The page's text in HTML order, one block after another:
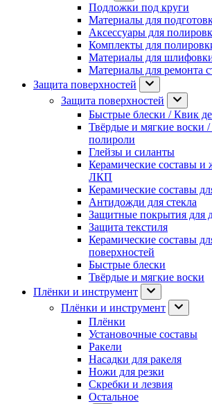
Подложки под круги
Материалы для
Аксессуары для
Комплекты для
Материалы для
Материалы для ремонта
Защита поверхностей
Защита поверхностей
Быстрые блески / Квик
Твёрдые и мягкие воски
полироли
Глейзы и силанты
Керамические составы и
ЛКП
Керамические составы
Антидожди для стекла
Защитные покрытия для
Защита текстиля
Керамические составы
поверхностей
Быстрые блески
Твёрдые и мягкие воски
Плёнки и инструмент
Плёнки и инструмент
Плёнки
Установочные составы
Ракели
Насадки для ракеля
Ножи для резки
Скребки и лезвия
Остальное